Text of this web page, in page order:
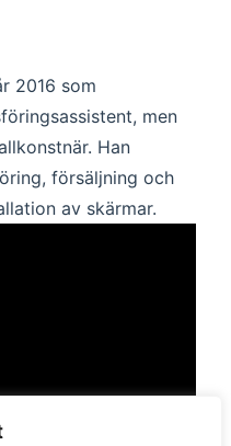
2016 som
men
Han
försäljning och
av skärmar.